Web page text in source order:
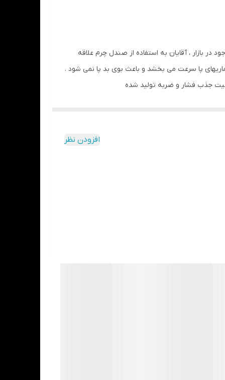
بازار ، آقایان به استفاده از صندل چرم علاقه
پا سرعت می بخشد و باعث بوی بد پا نمی شود .
افزودن نظر